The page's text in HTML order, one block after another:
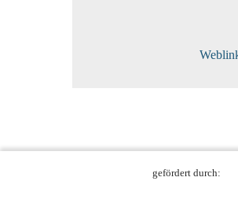
gefördert durch: